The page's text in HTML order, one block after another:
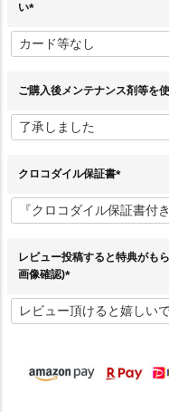
い
必
須
ご購入後メンテナンス剤等を
クロコダイル保証書
必
須
レビュー投稿すると特典がも
画像確認)
必
須